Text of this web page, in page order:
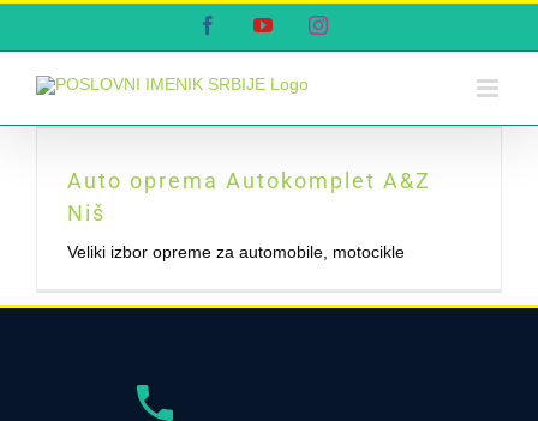
FacebookYouTubeInstagram
Auto oprema Autokomplet A&Z
Niš
Veliki izbor opreme za automobile, motocikle